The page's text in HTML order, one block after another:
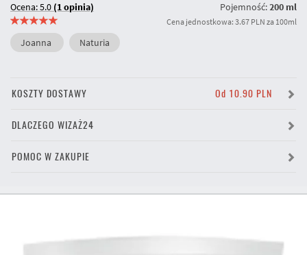
Ocena: 5.0 (1 opinia) Pojemność:200 ml
Cena jednostkowa: 3.67 PLN za 100ml
Joanna Naturia
KOSZTY DOSTAWY Od 10.90 PLN
DLACZEGO WIZAŻ24
POMOC W ZAKUPIE